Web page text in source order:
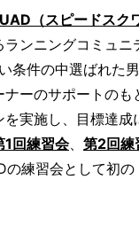
（スピードスク
ンニングコミュ
条件の中選ばれた
ーのサポートのも
実施し、目標達
1回練習会、 第2回練
練習会として初